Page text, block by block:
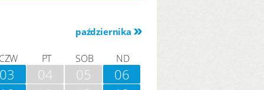
października
PT SOB ND
03 04 05
06